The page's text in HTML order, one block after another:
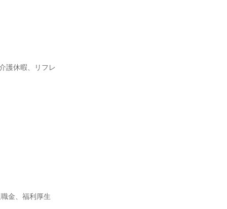
護休暇、リフレ
金、福利厚生